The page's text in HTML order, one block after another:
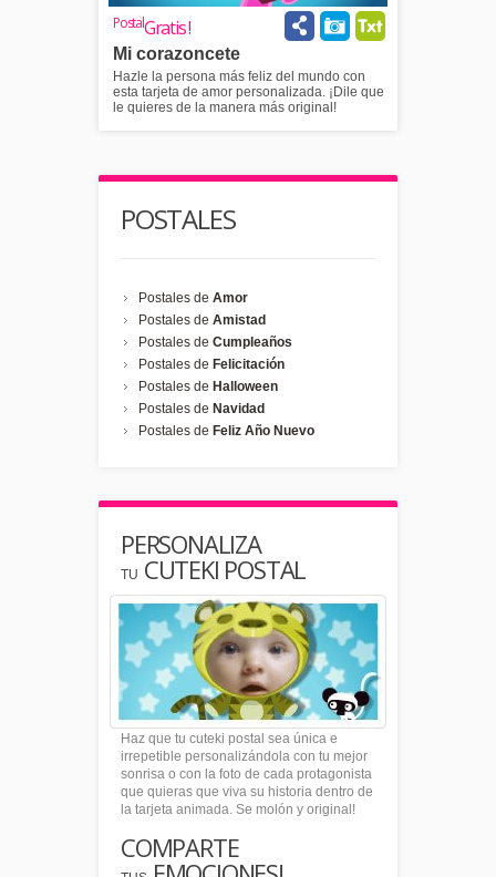
PostalGratis !
Mi corazoncete
Hazle la persona más feliz del mundo con
esta tarjeta de amor personalizada. ¡Dile que
le quieres de la manera más original!
POSTALES
Postales de Amor
Postales de Amistad
Postales de Cumpleaños
Postales de Felicitación
Postales de Halloween
Postales de Navidad
Postales de Feliz Año Nuevo
PERSONALIZA
TU CUTEKI POSTAL
Haz que tu cuteki postal sea única e
irrepetible personalizándola con tu mejor
sonrisa o con la foto de cada protagonista
que quieras que viva su historia dentro de
la tarjeta animada. Se molón y original!
COMPARTE